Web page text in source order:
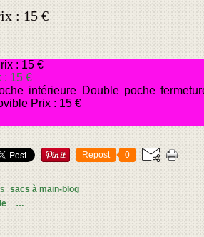
: 15 €
: 15 €
intérieure Double poche
Prix : 15 €
Repost 0
sacs à main-blog
…